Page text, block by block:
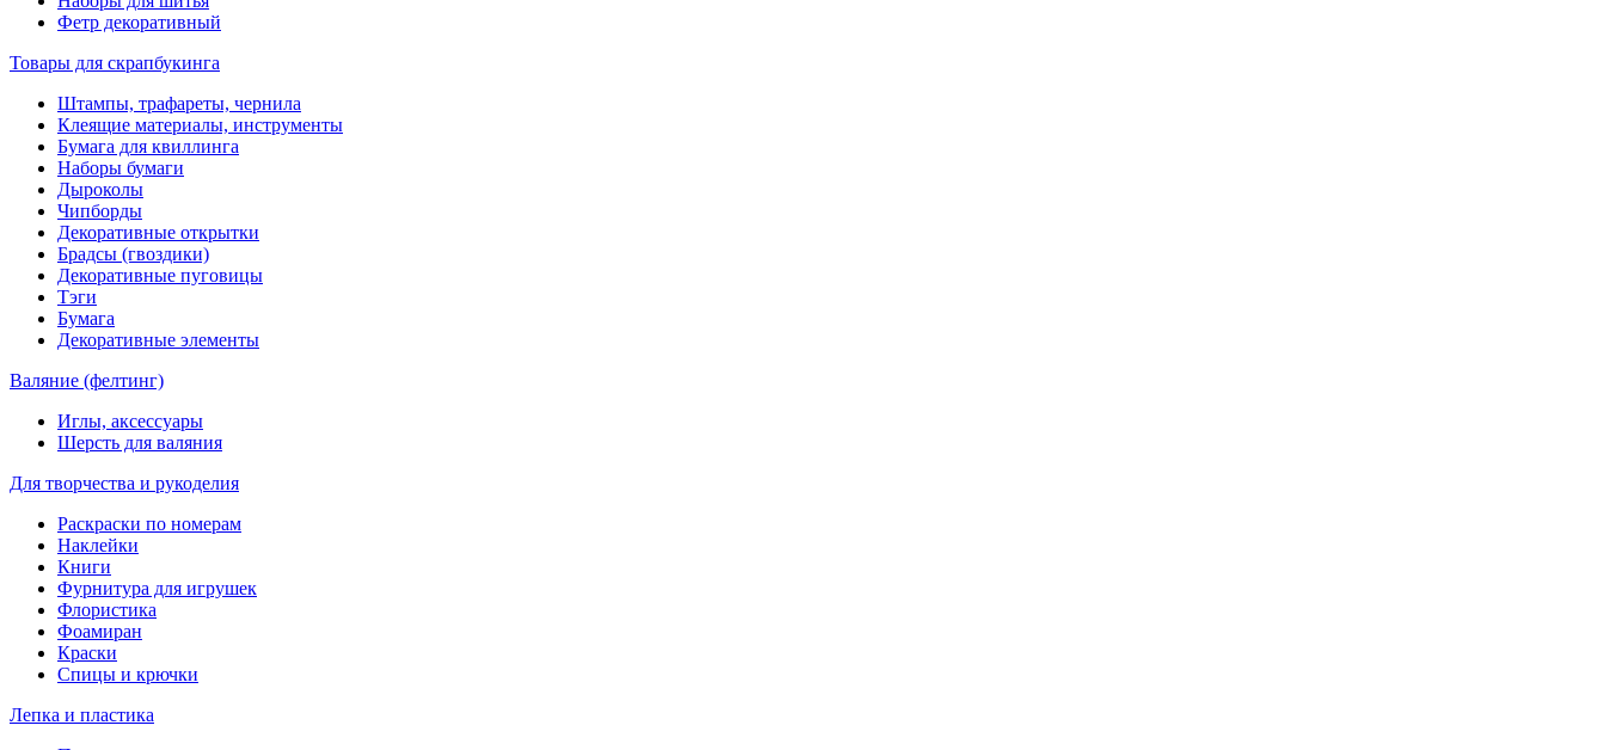
Фетр декоративный
Товары для скрапбукинга
Штампы, трафареты, чернила
Клеящие материалы, инструменты
Бумага для квиллинга
Наборы бумаги
Дыроколы
Чипборды
Декоративные открытки
Брадсы (гвоздики)
Декоративные пуговицы
Тэги
Бумага
Декоративные элементы
Валяние (фелтинг)
Иглы, аксессуары
Шерсть для валяния
Для творчества и рукоделия
Раскраски по номерам
Наклейки
Книги
Фурнитура для игрушек
Флористика
Фоамиран
Краски
Спицы и крючки
Лепка и пластика